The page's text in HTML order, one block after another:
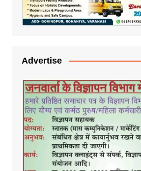
Advertise